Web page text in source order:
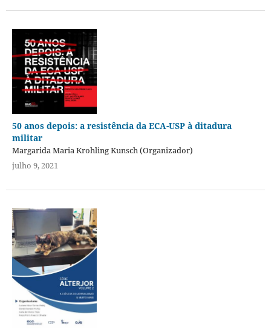
50 anos depois: a resistência da ECA-USP à ditadura
militar
Margarida Maria Krohling Kunsch (Organizador)
julho 9, 2021